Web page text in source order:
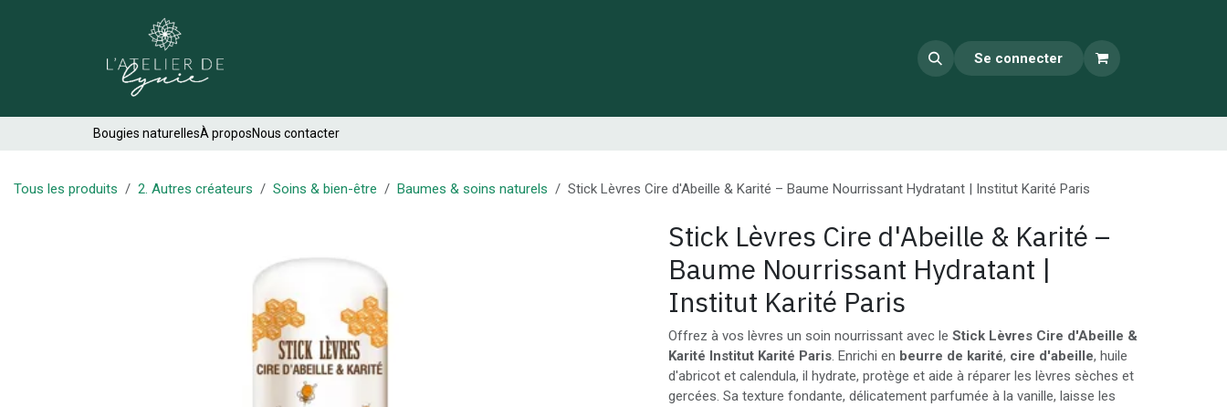
Se connecter
Bougies naturellesÀ proposNous contacter
Tous les produits 2. Autres créateurs Soins & bien-être Baumes & soins naturels Stick Lèvres Cire d'Abeille & Karité – Baume Nourrissant Hydratant | Institut Karité Paris
Stick Lèvres Cire d'Abeille & Karité –
Baume Nourrissant Hydratant |
Institut Karité Paris
Offrez à vos lèvres un soin nourrissant avec le Stick Lèvres Cire d'Abeille &
Karité Institut Karité Paris. Enrichi en beurre de karité, cire d'abeille, huile
d'abricot et calendula, il hydrate, protège et aide à réparer les lèvres sèches et
gercées. Sa texture fondante, délicatement parfumée à la vanille, laisse les